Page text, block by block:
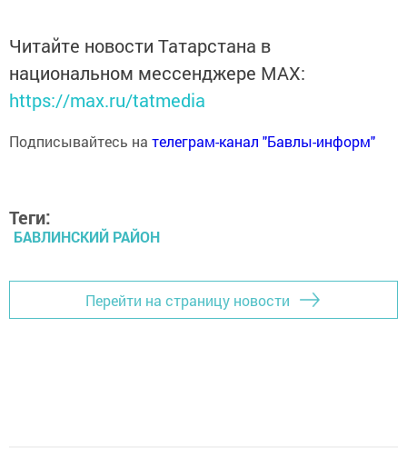
Читайте новости Татарстана в
национальном мессенджере MАХ:
https://max.ru/tatmedia
Подписывайтесь на телеграм-канал "Бавлы-информ"
Теги:
БАВЛИНСКИЙ РАЙОН
Перейти на страницу новости